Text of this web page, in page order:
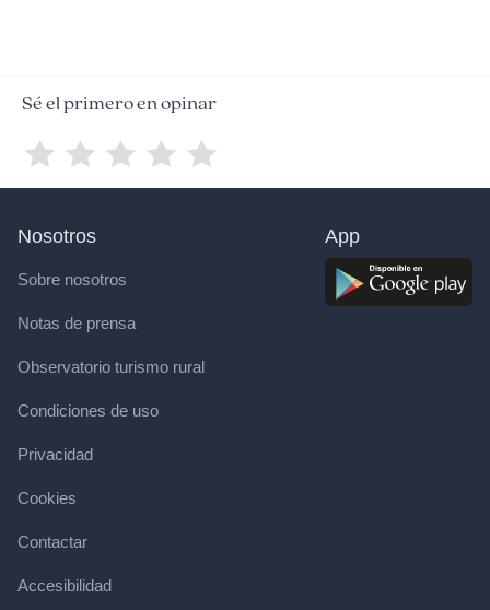
Sé el primero en opinar
Nosotros
Sobre nosotros
Notas de prensa
Observatorio turismo rural
Condiciones de uso
Privacidad
Cookies
Contactar
Accesibilidad
App